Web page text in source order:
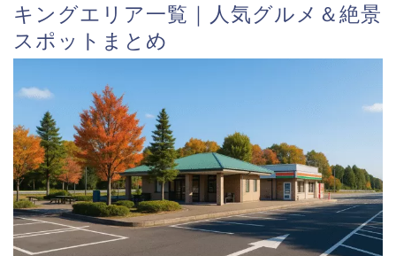
キングエリア一覧｜人気グルメ＆絶景
スポットまとめ